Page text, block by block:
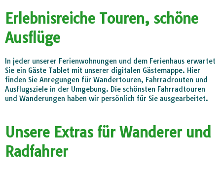
Erlebnisreiche Touren, schöne
Ausflüge
In jeder unserer Ferienwohnungen und dem Ferienhaus erwartet
Sie ein Gäste Tablet mit unserer digitalen Gästemappe. Hier
finden Sie Anregungen für Wandertouren, Fahrradrouten und
Ausflugsziele in der Umgebung. Die schönsten Fahrradtouren
und Wanderungen haben wir persönlich für Sie ausgearbeitet.
Unsere Extras für Wanderer und
Radfahrer